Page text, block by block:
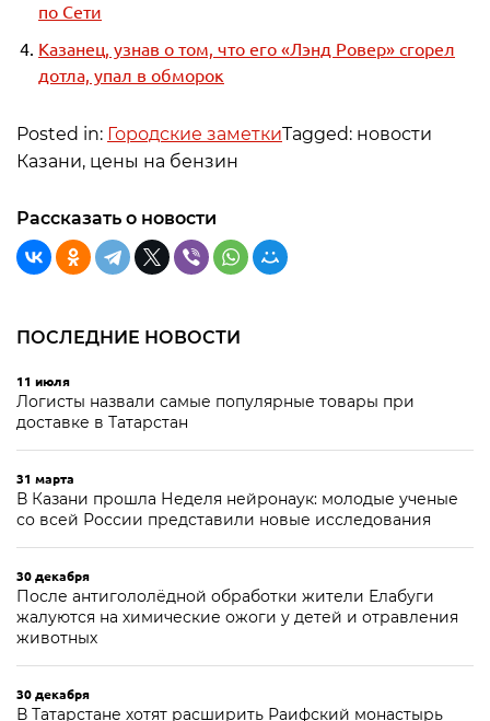
по Сети
Казанец, узнав о том, что его «Лэнд Ровер» сгорел
дотла, упал в обморок
Posted in: Городские заметкиTagged: новости
Казани, цены на бензин
Рассказать о новости
ПОСЛЕДНИЕ НОВОСТИ
11 июля
Логисты назвали самые популярные товары при
доставке в Татарстан
31 марта
В Казани прошла Неделя нейронаук: молодые ученые
со всей России представили новые исследования
30 декабря
После антигололёдной обработки жители Елабуги
жалуются на химические ожоги у детей и отравления
животных
30 декабря
В Татарстане хотят расширить Раифский монастырь